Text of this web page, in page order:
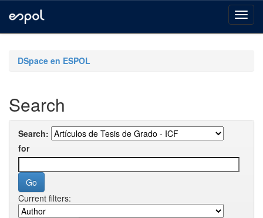
navigationDSpace en ESPOL
Search
Search:
for
Current filters: